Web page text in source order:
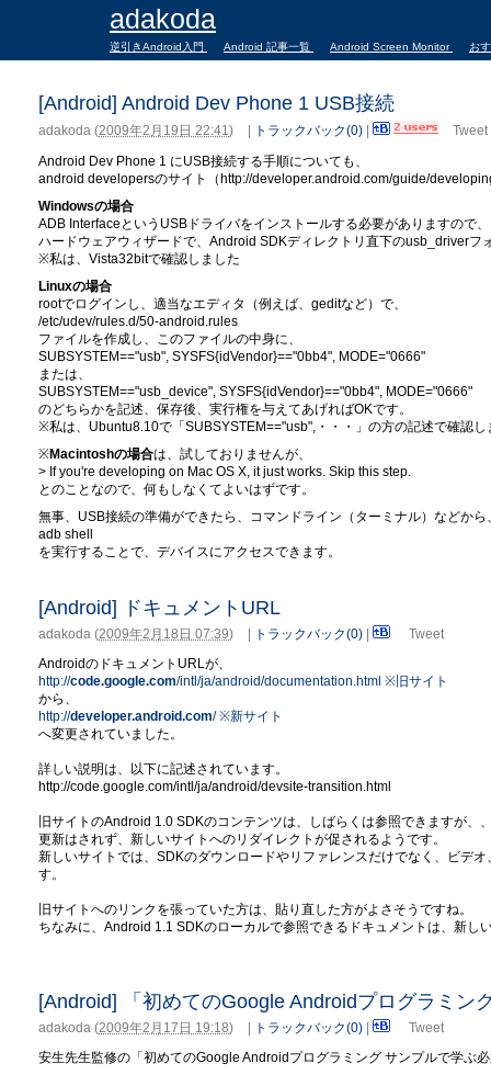
adakoda
逆引きAndroid入門 Android 記事一覧 Android Screen Monitor お
[Android] Android Dev Phone 1 USB接続
adakoda (2009年2月19日 22:41) トラックバック(0)
Tweet
Android Dev Phone 1 にUSB接続する手順についても、
android developersのサイト（http://developer.android.com/guide/
Windowsの場合
ADB InterfaceというUSBドライバをインストールする必要がありますので、
ハードウェアウィザードで、Android SDKディレクトリ直下のusb_driverフ
※私は、Vista32bitで確認しました
Linuxの場合
rootでログインし、適当なエディタ（例えば、geditなど）で、
/etc/udev/rules.d/50-android.rules
ファイルを作成し、このファイルの中身に、
SUBSYSTEM=="usb", SYSFS{idVendor}=="0bb4", MODE="0666"
または、
SUBSYSTEM=="usb_device", SYSFS{idVendor}=="0bb4", MODE="0666"
のどちらかを記述、保存後、実行権を与えてあげればOKです。
※私は、Ubuntu8.10で「SUBSYSTEM=="usb",・・・」の方の記述で確認し
※Macintoshの場合は、試しておりませんが、
> If you're developing on Mac OS X, it just works. Skip this step.
とのことなので、何もしなくてよいはずです。
無事、USB接続の準備ができたら、コマンドライン（ターミナル）などから
adb shell
を実行することで、デバイスにアクセスできます。
[Android] ドキュメントURL
adakoda (2009年2月18日 07:39) | トラックバック(0) |
Tweet
AndroidのドキュメントURLが、
http://code.google.com/intl/ja/android/documentation.html ※旧サイト
から、
http://developer.android.com/ ※新サイト
へ変更されていました。
詳しい説明は、以下に記述されています。
http://code.google.com/intl/ja/android/devsite-transition.html
旧サイトのAndroid 1.0 SDKのコンテンツは、しばらくは参照できますが、
更新はされず、新しいサイトへのリダイレクトが促されるようです。
新しいサイトでは、SDKのダウンロードやリファレンスだけでなく、ビデ
す。
旧サイトへのリンクを張っていた方は、貼り直した方がよさそうですね。
ちなみに、Android 1.1 SDKのローカルで参照できるドキュメントは、新し
[Android] 「初めてのGoogle Androidプログラミン
adakoda (2009年2月17日 19:18) | トラックバック(0) |
Tweet
安生先生監修の「初めてのGoogle Androidプログラミング サンプルで学ぶ